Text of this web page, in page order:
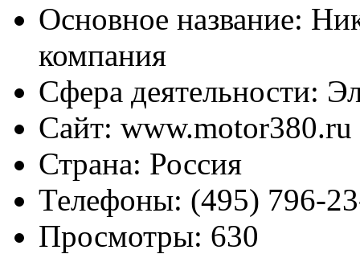
Основное название:
компания
Сфера деятельности:
Сайт: www.motor380.ru
Страна: Россия
Телефоны: (495) 796-
Просмотры: 630